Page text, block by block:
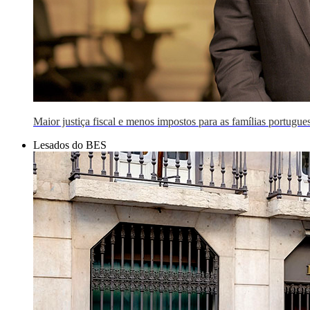
Maior justiça fiscal e menos impostos para as famílias
Lesados do BES